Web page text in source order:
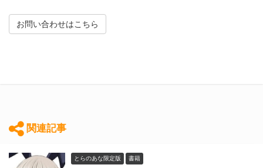
お問い合わせはこちら
関連記事
とらのあな限定版 書籍